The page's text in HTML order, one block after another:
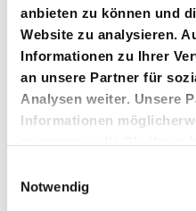
anbieten zu können und
Website zu analysieren.
Informationen zu Ihrer
an unsere Partner für
Analysen weiter. Unsere
Informationen
zusammen, die Sie ihnen
gesammelt haben.
Notwendig
Diewichtigsten
Datenbank sind:
- ansprechendes Design
- attraktive Umgebung
- Verfügbarkeit von
zumindest eines